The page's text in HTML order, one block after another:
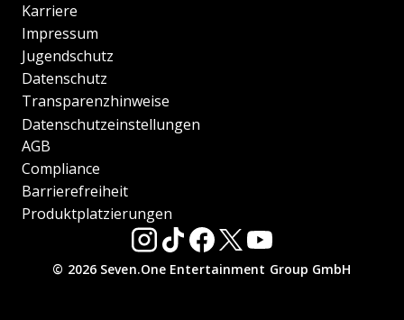
Karriere
Impressum
Jugendschutz
Datenschutz
Transparenzhinweise
Datenschutzeinstellungen
AGB
Compliance
Barrierefreiheit
Produktplatzierungen
© 2026 Seven.One Entertainment Group GmbH